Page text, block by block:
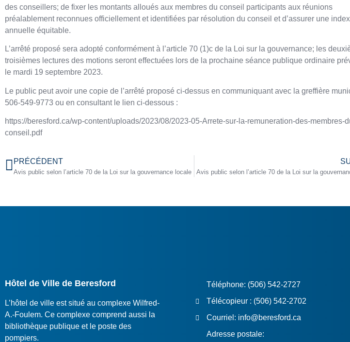
des conseillers; de fixer les montants alloués aux membres du conseil participants aux réunions
préalablement reconnues officiellement et identifiées par résolution du conseil et d’assurer une
annuelle équitable.
L’arrêté proposé sera adopté conformément à l’article 70 (1)c de la Loi sur la gouvernance; les
troisièmes lectures des motions seront effectuées lors de la prochaine séance publique ordinaire
le mardi 19 septembre 2023.
Le public peut avoir une copie de l’arrêté proposé ci-dessus en communiquant avec la greffière
506-549-9773 ou en consultant le lien ci-dessous :
https://beresford.ca/wp-content/uploads/2023/08/2023-05-Arrete-sur-la-remuneration-des-membres-
conseil.pdf
PRÉCÉDENT
Avis public selon l’article 70 de la Loi sur la gouvernance locale Avis public selon l’article 70 de la Loi sur la
Hôtel de Ville de Beresford
L’hôtel de ville est situé au complexe Wilfred-
A.-Foulem. Ce complexe comprend aussi la
bibliothèque publique et le poste des
pompiers.
Téléphone: (506) 542-2727
Télécopieur : (506) 542-2702
Courriel: info@beresford.ca
Adresse postale: